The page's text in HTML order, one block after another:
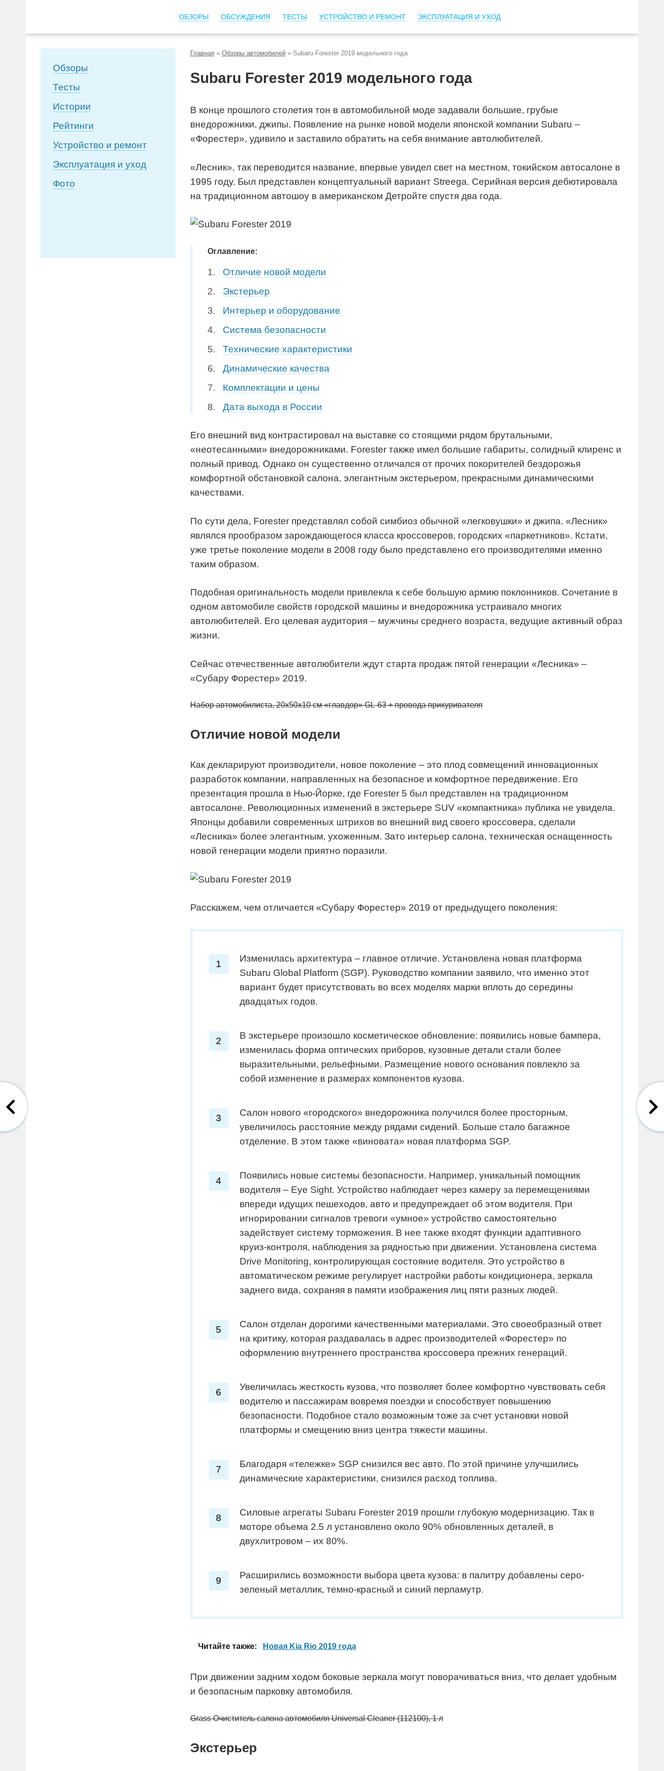
ОБЗОРЫ ОБСУЖДЕНИЯ ТЕСТЫ УСТРОЙСТВО И РЕМОНТ ЭКСПЛУАТАЦИЯ И УХОД
Обзоры
Тесты
Истории
Рейтинги
Устройство и ремонт
Эксплуатация и уход
Фото
Главная » Обзоры автомобилей» Subaru Forester 2019 модельного года
Subaru Forester 2019 модельного года
В конце прошлого столетия тон в автомобильной моде задавали большие, грубые
внедорожники, джипы. Появление на рынке новой модели японской компании Subaru –
«Форестер», удивило и заставило обратить на себя внимание автолюбителей.
«Лесник», так переводится название, впервые увидел свет на местном, токийском автосалоне в
1995 году. Был представлен концептуальный вариант Streega. Серийная версия дебютировала
на традиционном автошоу в американском Детройте спустя два года.
Оглавление:
Отличие новой модели
Экстерьер
Интерьер и оборудование
Система безопасности
Технические характеристики
Динамические качества
Комплектации и цены
Дата выхода в России
Его внешний вид контрастировал на выставке со стоящими рядом брутальными,
«неотесанными» внедорожниками. Forester также имел большие габариты, солидный клиренс и
полный привод. Однако он существенно отличался от прочих покорителей бездорожья
комфортной обстановкой салона, элегантным экстерьером, прекрасными динамическими
качествами.
По сути дела, Forester представлял собой симбиоз обычной «легковушки» и джипа. «Лесник»
являлся прообразом зарождающегося класса кроссоверов, городских «паркетников». Кстати,
уже третье поколение модели в 2008 году было представлено его производителями именно
таким образом.
Подобная оригинальность модели привлекла к себе большую армию поклонников. Сочетание в
одном автомобиле свойств городской машины и внедорожника устраивало многих
автолюбителей. Его целевая аудитория – мужчины среднего возраста, ведущие активный образ
жизни.
Сейчас отечественные автолюбители ждут старта продаж пятой генерации «Лесника» –
«Субару Форестер» 2019.
Набор автомобилиста, 20х50х10 см «главдор» GL-63 + провода прикуривателя
Отличие новой модели
Как декларируют производители, новое поколение – это плод совмещений инновационных
разработок компании, направленных на безопасное и комфортное передвижение. Его
презентация прошла в Нью-Йорке, где Forester 5 был представлен на традиционном
автосалоне. Революционных изменений в экстерьере SUV «компактника» публика не увидела.
Японцы добавили современных штрихов во внешний вид своего кроссовера, сделали
«Лесника» более элегантным, ухоженным. Зато интерьер салона, техническая оснащенность
новой генерации модели приятно поразили.
Расскажем, чем отличается «Субару Форестер» 2019 от предыдущего поколения:
Изменилась архитектура – главное отличие. Установлена новая платформа
Subaru Global Platform (SGP). Руководство компании заявило, что именно этот
вариант будет присутствовать во всех моделях марки вплоть до середины
двадцатых годов.
В экстерьере произошло косметическое обновление: появились новые бампера,
изменилась форма оптических приборов, кузовные детали стали более
выразительными, рельефными. Размещение нового основания повлекло за
собой изменение в размерах компонентов кузова.
Салон нового «городского» внедорожника получился более просторным,
увеличилось расстояние между рядами сидений. Больше стало багажное
отделение. В этом также «виновата» новая платформа SGP.
Появились новые системы безопасности. Например, уникальный помощник
водителя – Eye Sight. Устройство наблюдает через камеру за перемещениями
впереди идущих пешеходов, авто и предупреждает об этом водителя. При
игнорировании сигналов тревоги «умное» устройство самостоятельно
задействует систему торможения. В нее также входят функции адаптивного
круиз-контроля, наблюдения за рядностью при движении. Установлена система
Drive Monitoring, контролирующая состояние водителя. Это устройство в
автоматическом режиме регулирует настройки работы кондиционера, зеркала
заднего вида, сохраняя в памяти изображения лиц пяти разных людей.
Салон отделан дорогими качественными материалами. Это своеобразный ответ
на критику, которая раздавалась в адрес производителей «Форестер» по
оформлению внутреннего пространства кроссовера прежних генераций.
Увеличилась жесткость кузова, что позволяет более комфортно чувствовать себя
водителю и пассажирам вовремя поездки и способствует повышению
безопасности. Подобное стало возможным тоже за счет установки новой
платформы и смещению вниз центра тяжести машины.
Благодаря «тележке» SGP снизился вес авто. По этой причине улучшились
динамические характеристики, снизился расход топлива.
Силовые агрегаты Subaru Forester 2019 прошли глубокую модернизацию. Так в
моторе объема 2.5 л установлено около 90% обновленных деталей, в
двухлитровом – их 80%.
Расширились возможности выбора цвета кузова: в палитру добавлены серо-
зеленый металлик, темно-красный и синий перламутр.
Читайте также: Новая Kia Rio 2019 года
При движении задним ходом боковые зеркала могут поворачиваться вниз, что делает удобным
и безопасным парковку автомобиля.
Grass Очиститель салона автомобиля Universal Cleaner (112100), 1 л
Экстерьер